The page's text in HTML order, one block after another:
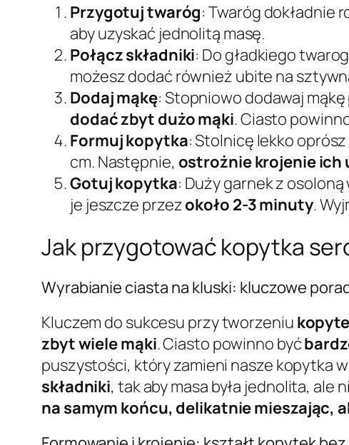
Przygotuj twaróg: Twaróg dokładnie
aby uzyskać jednolitą masę.
Połącz składniki: Do gładkiego
możesz dodać również ubite na
Dodaj mąkę: Stopniowo dodawaj
dodać zbyt dużo mąki. Ciasto
Formuj kopytka: Stolnicę lekko
cm. Następnie, ostrożnie krojenie ich
Gotuj kopytka: Duży garnek z
je jeszcze przezokoło 2-3 minuty.
Jak przygotować kopytka
Wyrabianie ciasta na kluski: kluczowe
Kluczem do sukcesu przy tworzeniu
zbyt wiele mąki. Ciasto powinno być
puszystości, który zamieni nasze kopytka
składniki, tak aby masa była jednolita, ale
na samym końcu, delikatnie mieszając,